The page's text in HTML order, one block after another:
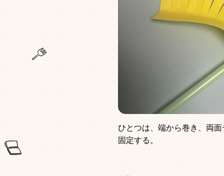
ひとつは、端から巻き、両
固定する。